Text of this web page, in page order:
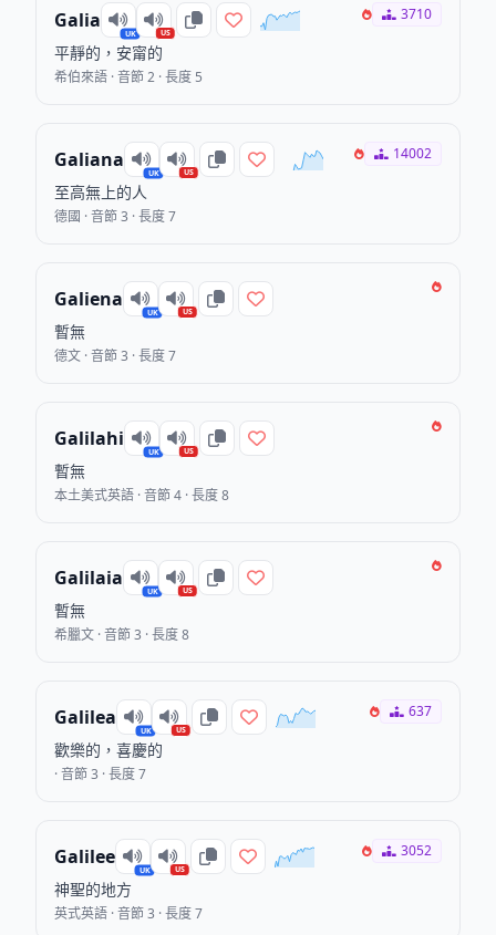
Galia
UK US
平靜的，安甯的
希伯來語 · 音節 2 · 長度 5
3710
Galiana
UK US
至高無上的人
德國 · 音節 3 · 長度 7
14002
Galiena
UK US
暫無
德文 · 音節 3 · 長度 7
Galilahi
UK US
暫無
本土美式英語 · 音節 4 · 長度 8
Galilaia
UK US
暫無
希臘文 · 音節 3 · 長度 8
Galilea
UK US
歡樂的，喜慶的
· 音節 3 · 長度 7
637
Galilee
UK US
神聖的地方
英式英語 · 音節 3 · 長度 7
3052